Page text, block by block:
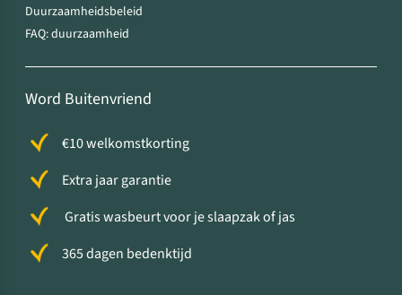
Duurzaamheidsbeleid
FAQ: duurzaamheid
Word Buitenvriend
€10 welkomstkorting
Extra jaar garantie
Gratis wasbeurt voor je slaapzak of jas
365 dagen bedenktijd